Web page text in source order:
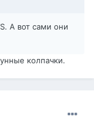
А вот сами они
колпачки.